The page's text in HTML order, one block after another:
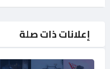
إعلانات ذات صلة